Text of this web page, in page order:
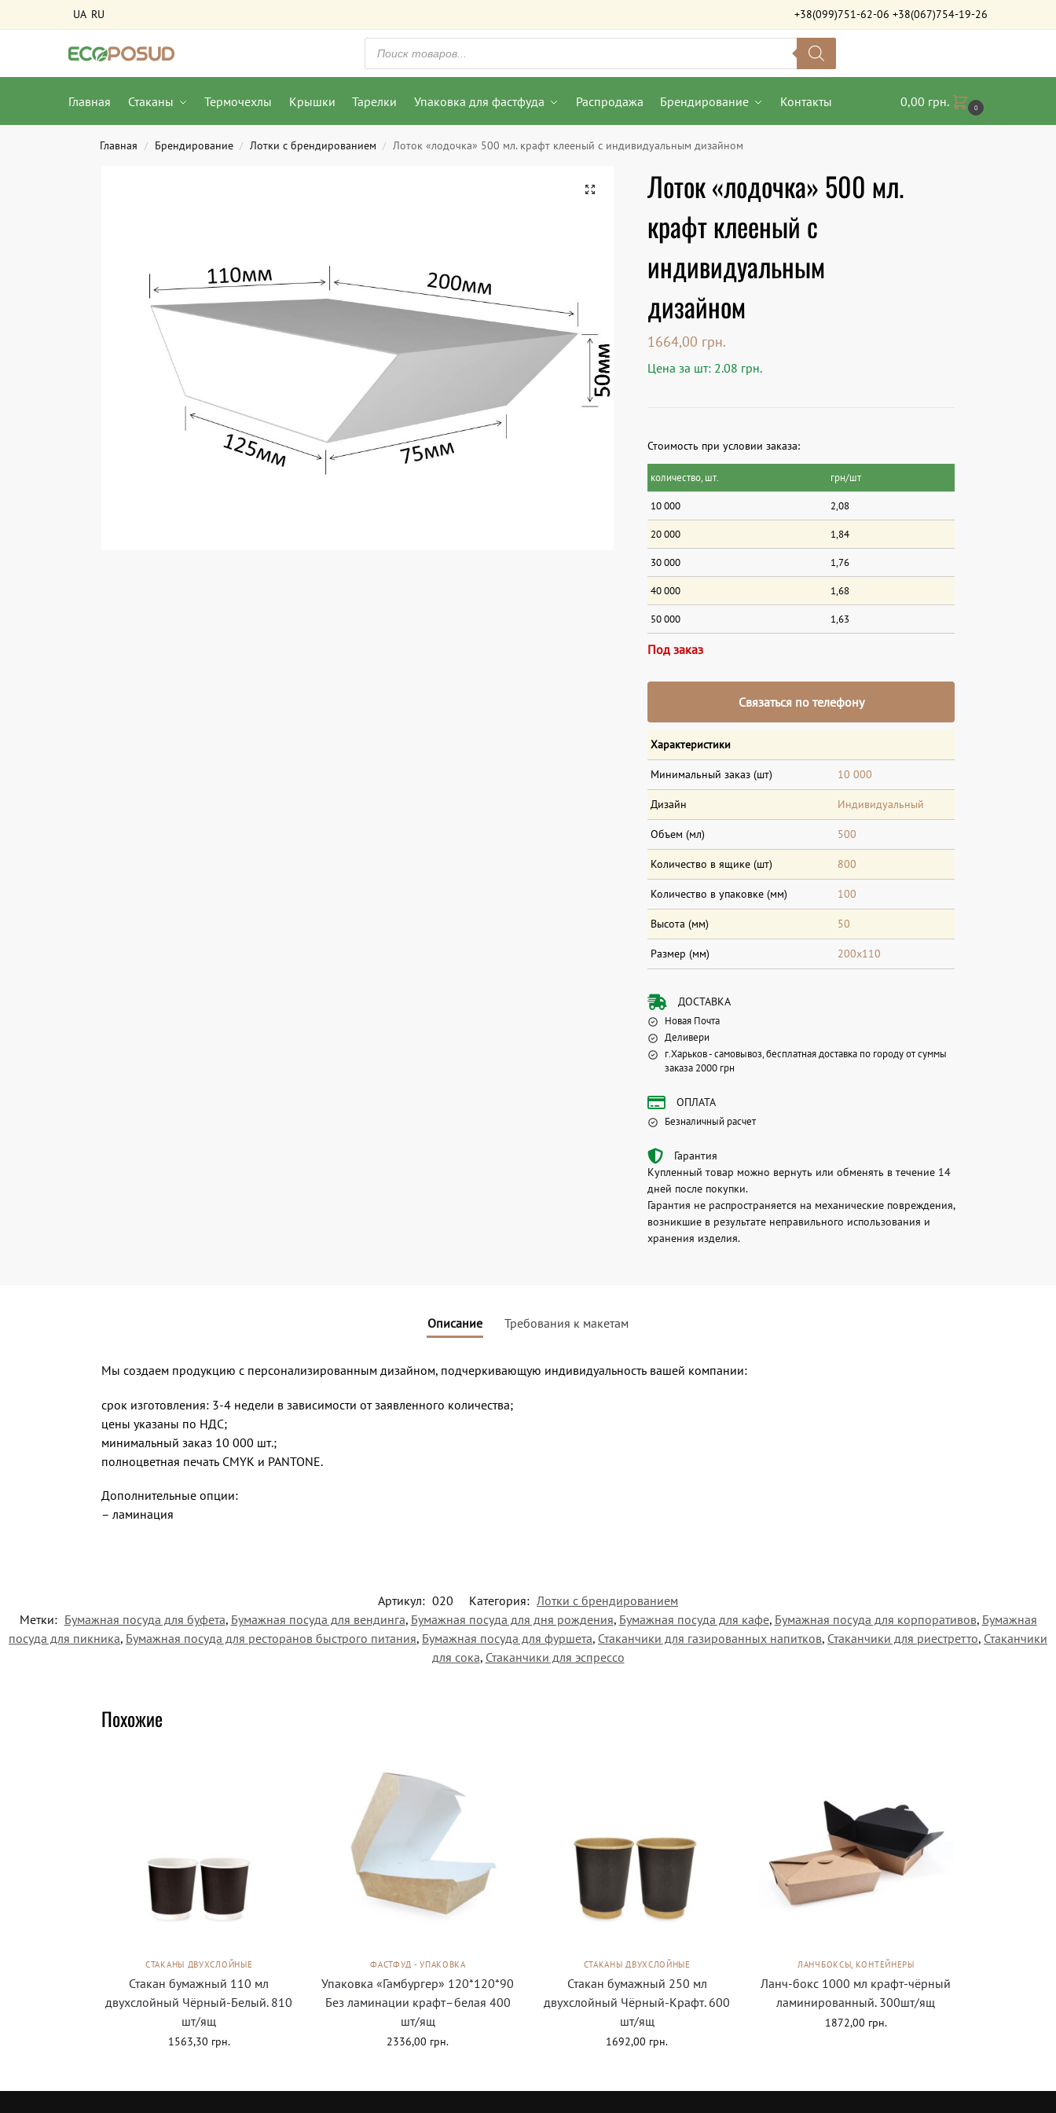
UA RU +38(099)751-62-06 +38(067)754-19-26
Главная Стаканы Термочехлы Крышки Тарелки Упаковка для фастфуда Распродажа Брендирование Контакты 0,00 грн. 0
Главная / Брендирование / Лотки с брендированием / Лоток «лодочка» 500 мл. крафт клееный с индивидуальным дизайном
Лоток «лодочка» 500 мл.
крафт клееный с
индивидуальным
дизайном
1664,00 грн.
Цена за шт: 2.08 грн.
Стоимость при условии заказа:
количество, шт. грн/шт
10 000 2,08
20 000 1,84
30 000 1,76
40 000 1,68
50 000 1,63
Под заказ
Связаться по телефону
Характеристики
Минимальный заказ (шт) 10 000
Дизайн Индивидуальный
Объем (мл) 500
Количество в ящике (шт) 800
Количество в упаковке (мм) 100
Высота (мм) 50
Размер (мм) 200х110
ДОСТАВКА
Новая Почта
Деливери
г.Харьков - самовывоз, бесплатная доставка по городу от суммы
заказа 2000 грн
ОПЛАТА
Безналичный расчет
Гарантия
Купленный товар можно вернуть или обменять в течение 14
дней после покупки.
Гарантия не распространяется на механические повреждения,
возникшие в результате неправильного использования и
хранения изделия.
Описание Требования к макетам
Мы создаем продукцию с персонализированным дизайном, подчеркивающую индивидуальность вашей компании:
срок изготовления: 3-4 недели в зависимости от заявленного количества;
цены указаны по НДС;
минимальный заказ 10 000 шт.;
полноцветная печать CMYK и PANTONE.
Дополнительные опции:
– ламинация
Артикул: 020 Категория: Лотки с брендированием
Метки: Бумажная посуда для буфета, Бумажная посуда для вендинга, Бумажная посуда для дня рождения, Бумажная посуда для кафе, Бумажная посуда для корпоративов, Бумажная
посуда для пикника, Бумажная посуда для ресторанов быстрого питания, Бумажная посуда для фуршета, Стаканчики для газированных напитков, Стаканчики для риестретто, Стаканчики
для сока, Стаканчики для эспрессо
Похожие
СТАКАНЫ ДВУХСЛОЙНЫЕ
Стакан бумажный 110 мл
двухслойный Чёрный-Белый. 810
шт/ящ
1563,30 грн.
ФАСТФУД - УПАКОВКА
Упаковка «Гамбургер» 120*120*90
Без ламинации крафт–белая 400
шт/ящ
2336,00 грн.
СТАКАНЫ ДВУХСЛОЙНЫЕ
Стакан бумажный 250 мл
двухслойный Чёрный-Крафт. 600
шт/ящ
1692,00 грн.
ЛАНЧБОКСЫ, КОНТЕЙНЕРЫ
Ланч-бокс 1000 мл крафт-чёрный
ламинированный. 300шт/ящ
1872,00 грн.